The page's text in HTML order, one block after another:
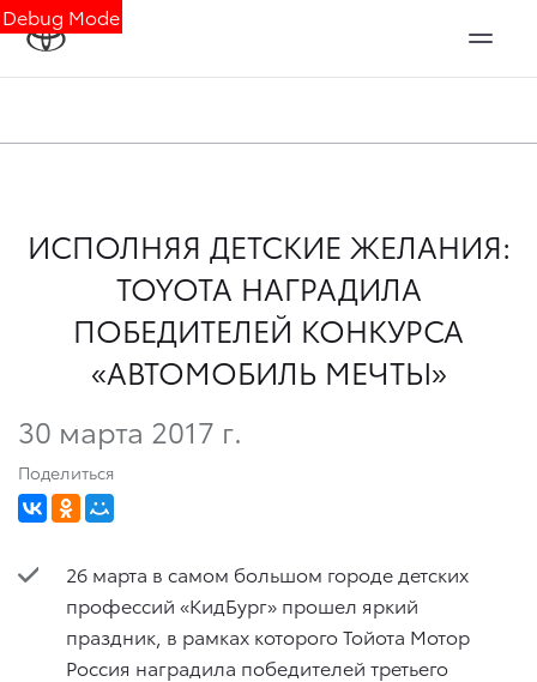
Debug Mode
ИСПОЛНЯЯ ДЕТСКИЕ ЖЕЛАНИЯ:
TOYOTA НАГРАДИЛА
ПОБЕДИТЕЛЕЙ КОНКУРСА
«АВТОМОБИЛЬ МЕЧТЫ»
30 марта 2017 г.
Поделиться
26 марта в самом большом городе детских
профессий «КидБург» прошел яркий
праздник, в рамках которого Тойота Мотор
Россия наградила победителей третьего